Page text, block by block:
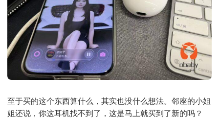
至于买的这个东西算什么，其实也没什么想法。邻座的小姐
姐还说，你这耳机找不到了，这是马上就买到了新的吗？